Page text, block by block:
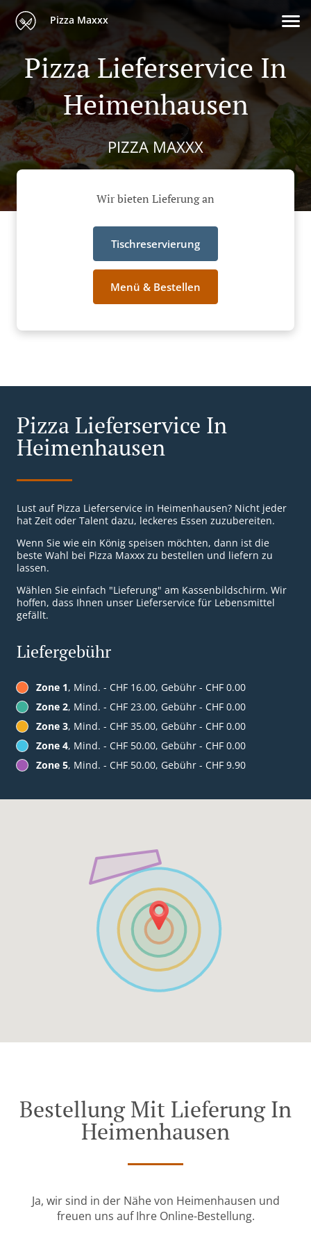
Pizza Maxxx
Pizza Lieferservice In
Heimenhausen
PIZZA MAXXX
Wir bieten Lieferung an
Tischreservierung
Menü & Bestellen
Pizza Lieferservice In
Heimenhausen
Lust auf Pizza Lieferservice in Heimenhausen? Nicht jeder
hat Zeit oder Talent dazu, leckeres Essen zuzubereiten.
Wenn Sie wie ein König speisen möchten, dann ist die
beste Wahl bei Pizza Maxxx zu bestellen und liefern zu
lassen.
Wählen Sie einfach "Lieferung" am Kassenbildschirm. Wir
hoffen, dass Ihnen unser Lieferservice für Lebensmittel
gefällt.
Liefergebühr
Zone 1, Mind. - CHF 16.00, Gebühr - CHF 0.00
Zone 2, Mind. - CHF 23.00, Gebühr - CHF 0.00
Zone 3, Mind. - CHF 35.00, Gebühr - CHF 0.00
Zone 4, Mind. - CHF 50.00, Gebühr - CHF 0.00
Zone 5, Mind. - CHF 50.00, Gebühr - CHF 9.90
Bestellung Mit Lieferung In
Heimenhausen
Ja, wir sind in der Nähe von Heimenhausen und
freuen uns auf Ihre Online-Bestellung.